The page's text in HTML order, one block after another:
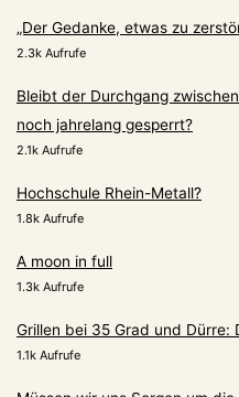
„Der Gedanke, etwas zu
2.3k Aufrufe
Bleibt der Durchgang
noch jahrelang gesperrt?
2.1k Aufrufe
Hochschule Rhein-Metall?
1.8k Aufrufe
A moon in full
1.3k Aufrufe
Grillen bei 35 Grad und Dürre:
1.1k Aufrufe